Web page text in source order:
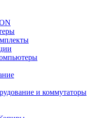
и коммутаторы